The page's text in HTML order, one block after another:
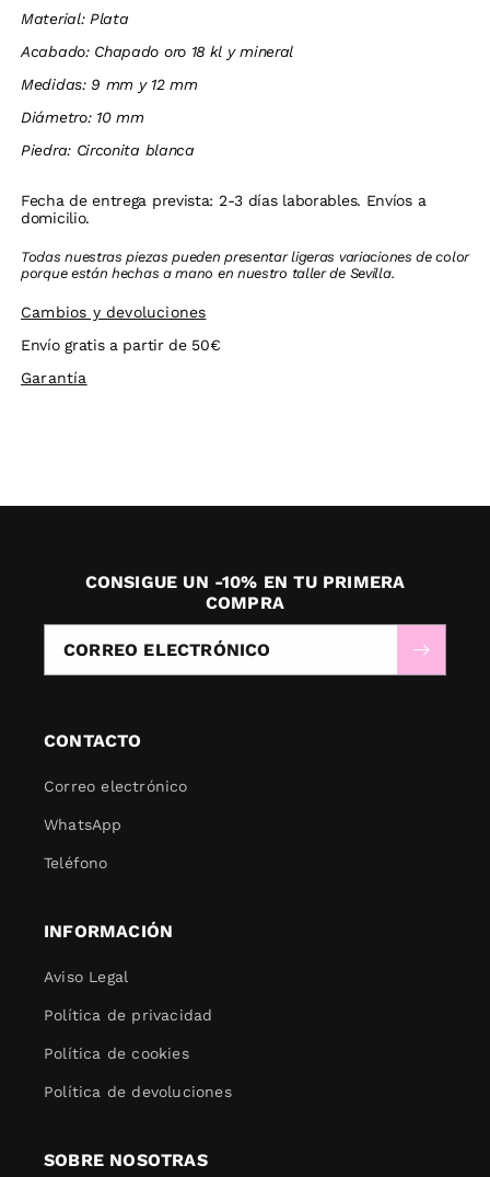
Material: Plata
Acabado: Chapado oro 18 kl y mineral
Medidas: 9 mm y 12 mm
Diámetro: 10 mm
Piedra: Circonita blanca
Fecha de entrega prevista: 2-3 días laborables. Envíos a
domicilio.
Todas nuestras piezas pueden presentar ligeras variaciones de color
porque están hechas a mano en nuestro taller de Sevilla.
Cambios y devoluciones
Envío gratis a partir de 50€
Garantía
CONTACTO
Correo electrónico
WhatsApp
Teléfono
INFORMACIÓN
Aviso Legal
Política de privacidad
Política de cookies
Política de devoluciones
SOBRE NOSOTRAS
CONSIGUE UN -10% EN TU PRIMERA
COMPRA